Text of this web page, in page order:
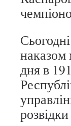
наказом
дня в